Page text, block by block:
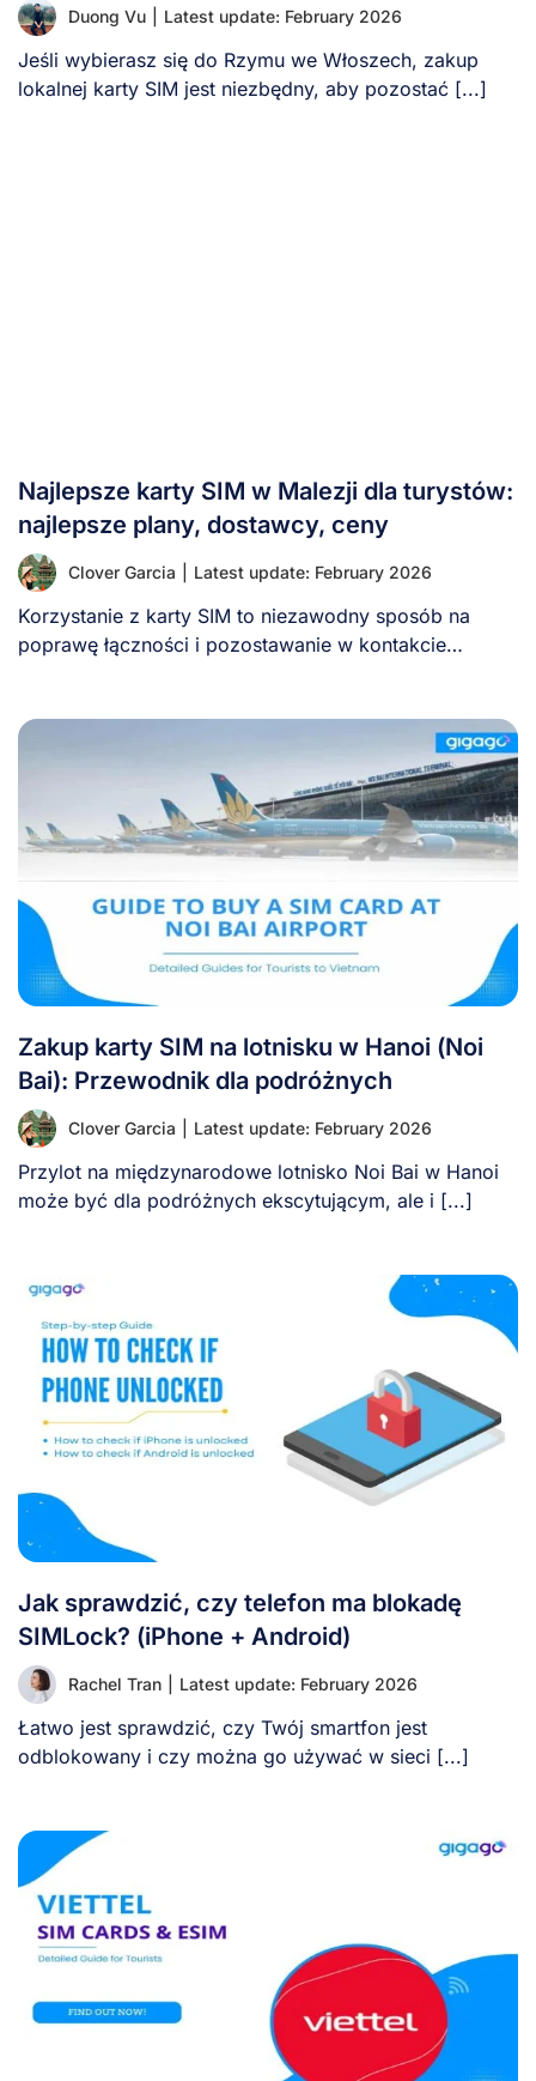
Duong Vu Latest update: February 2026
Jeśli wybierasz się do Rzymu we Włoszech, zakup
lokalnej karty SIM jest niezbędny, aby pozostać [...]
Najlepsze karty SIM w Malezji dla turystów:
najlepsze plany, dostawcy, ceny
Clover Garcia Latest update: February 2026
Korzystanie z karty SIM to niezawodny sposób na
poprawę łączności i pozostawanie w kontakcie
Zakup karty SIM na lotnisku w Hanoi (Noi
Bai): Przewodnik dla podróżnych
Clover Garcia Latest update: February 2026
Przylot na międzynarodowe lotnisko Noi Bai w Hanoi
może być dla podróżnych ekscytującym, ale i [...]
Jak sprawdzić, czy telefon ma blokadę
SIMLock? (iPhone + Android)
Rachel Tran Latest update: February 2026
Łatwo jest sprawdzić, czy Twój smartfon jest
odblokowany i czy można go używać w sieci [...]